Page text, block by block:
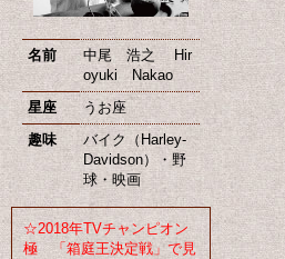
名前
中尾 浩之 Hir
oyuki Nakao
星座
うお座
趣味
バイク（Harley-
Davidson）・野
球・映画
☆2018年TVチャンピオン
極 「箱庭王決定戦」で見